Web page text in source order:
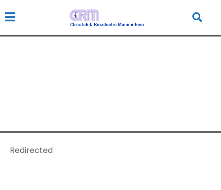
Redirected